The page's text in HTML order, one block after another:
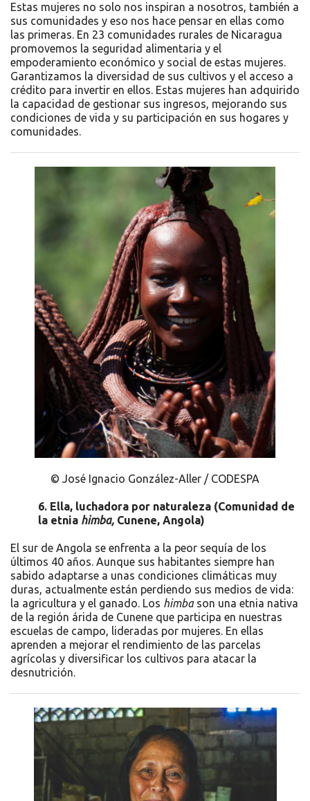
Estas mujeres no solo nos inspiran a nosotros, también a
sus comunidades y eso nos hace pensar en ellas como
las primeras. En 23 comunidades rurales de Nicaragua
promovemos la seguridad alimentaria y el
empoderamiento económico y social de estas mujeres.
Garantizamos la diversidad de sus cultivos y el acceso a
crédito para invertir en ellos. Estas mujeres han adquirido
la capacidad de gestionar sus ingresos, mejorando sus
condiciones de vida y su participación en sus hogares y
comunidades.
© José Ignacio González-Aller / CODESPA
6. Ella, luchadora por naturaleza (Comunidad de
la etnia himba, Cunene, Angola)
El sur de Angola se enfrenta a la peor sequía de los
últimos 40 años. Aunque sus habitantes siempre han
sabido adaptarse a unas condiciones climáticas muy
duras, actualmente están perdiendo sus medios de vida:
la agricultura y el ganado. Los himbason una etnia nativa
de la región árida de Cunene que participa en nuestras
escuelas de campo, lideradas por mujeres. En ellas
aprenden a mejorar el rendimiento de las parcelas
agrícolas y diversificar los cultivos para atacar la
desnutrición.